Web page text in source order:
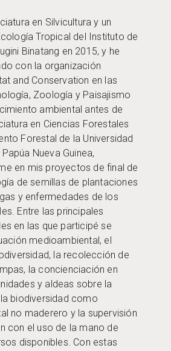
en Silvicultura y un
Tropical del Instituto de
Binatang en 2015, y he
con la organización
and Conservation en las
Zoología y Paisajismo
ambiental antes de
en Ciencias Forestales
Forestal de la Universidad
Nueva Guinea,
en mis proyectos de final de
de semillas de plantaciones
y enfermedades de los
Entre las principales
en las que participé se
medioambiental, el
la recolección de
la concienciación en
y aldeas sobre la
biodiversidad como
no maderero y la supervisión
con el uso de la mano de
disponibles. Con estas